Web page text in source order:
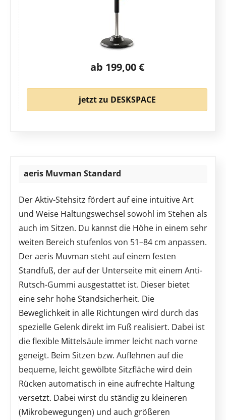
ab 199,00 €
jetzt zu DESKSPACE
aeris Muvman Standard
Der Aktiv-Stehsitz fördert auf eine intuitive Art
und Weise Haltungswechsel sowohl im Stehen als
auch im Sitzen. Du kannst die Höhe in einem sehr
weiten Bereich stufenlos von 51–84 cm anpassen.
Der aeris Muvman steht auf einem festen
Standfuß, der auf der Unterseite mit einem Anti-
Rutsch-Gummi ausgestattet ist. Dieser bietet
eine sehr hohe Standsicherheit. Die
Beweglichkeit in alle Richtungen wird durch das
spezielle Gelenk direkt im Fuß realisiert. Dabei ist
die flexible Mittelsäule immer leicht nach vorne
geneigt. Beim Sitzen bzw. Auflehnen auf die
bequeme, leicht gewölbte Sitzfläche wird dein
Rücken automatisch in eine aufrechte Haltung
versetzt. Dabei wirst du ständig zu kleineren
(Mikrobewegungen) und auch größeren